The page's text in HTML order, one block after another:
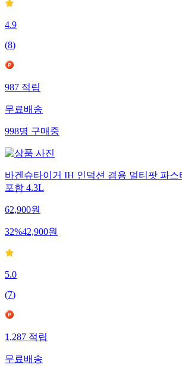
4.9
(8)
987 적립
무료배송
998명 구매중
바겐슈타이거 IH 인덕션 겸용 멀티팟 파
포함 4.3L
62,900원
32%42,900원
5.0
(7)
1,287 적립
무료배송